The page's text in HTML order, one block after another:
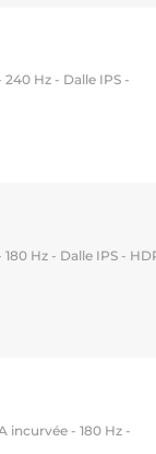
240 Hz - Dalle IPS -
Hz - Dalle IPS -
incurvée - 180 Hz -